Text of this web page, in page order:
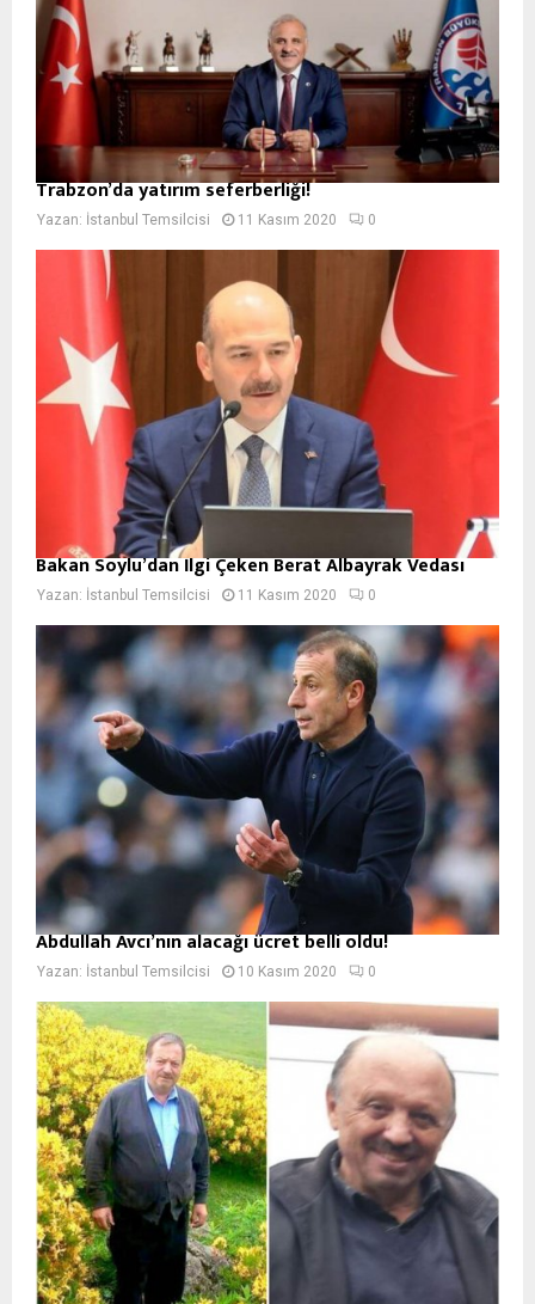
Trabzon’da yatırım seferberliği!
Yazan: İstanbul Temsilcisi 11 Kasım 2020 0
Bakan Soylu’dan İlgi Çeken Berat Albayrak Vedası
Yazan: İstanbul Temsilcisi 11 Kasım 2020 0
Abdullah Avcı’nın alacağı ücret belli oldu!
Yazan: İstanbul Temsilcisi 10 Kasım 2020 0